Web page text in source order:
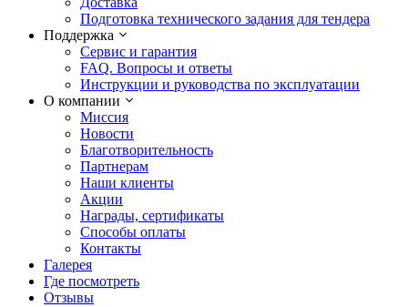
Подготовка технического задания для тендера
Поддержка
Сервис и гарантия
FAQ. Вопросы и ответы
Инструкции и руководства по эксплуатации
О компании
Миссия
Новости
Благотворительность
Партнерам
Наши клиенты
Акции
Награды, сертификаты
Способы оплаты
Контакты
Галерея
Где посмотреть
Отзывы